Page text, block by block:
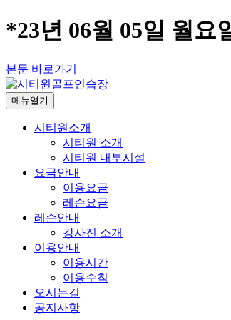
*23년 06월 05일 월
본문 바로가기
메뉴열기
시티원소개
시티원 소개
시티원 내부시설
요금안내
이용요금
레슨요금
레슨안내
강사진 소개
이용안내
이용시간
이용수칙
오시는길
공지사항